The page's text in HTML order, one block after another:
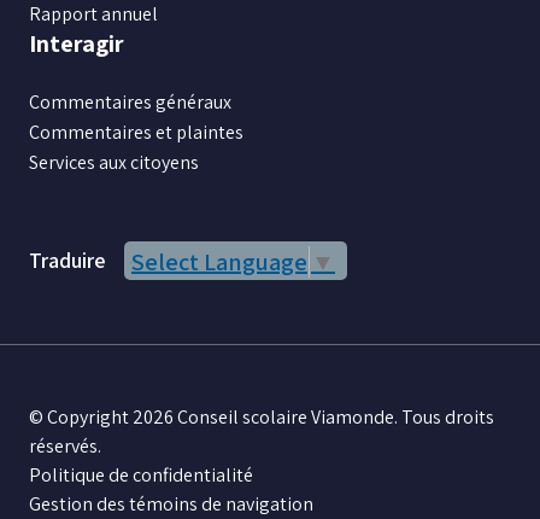
Rapport annuel
Interagir
Commentaires généraux
Commentaires et plaintes
Services aux citoyens
Traduire Select Language ▼
© Copyright 2026 Conseil scolaire Viamonde. Tous droits
réservés.
Politique de confidentialité
Gestion des témoins de navigation